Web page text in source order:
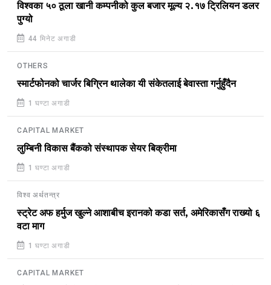
विश्वका ५० ठूला खानी कम्पनीको कुल बजार मूल्य २.१७ ट्रिलियन डलर
पुग्यो
44 मिनेट अगाडी
OTHERS
स्मार्टफोनको चार्जर बिग्रिन थालेका यी संकेतलाई बेवास्ता गर्नुहुँदैन
1 घण्टा अगाडी
CAPITAL MARKET
लुम्बिनी विकास बैंकको संस्थापक सेयर बिक्रीमा
1 घण्टा अगाडी
विश्व अर्थतन्त्र
स्ट्रेट अफ हर्मुज खुल्ने आशाबीच इरानको कडा सर्त, अमेरिकासँग राख्यो ६
वटा माग
1 घण्टा अगाडी
CAPITAL MARKET